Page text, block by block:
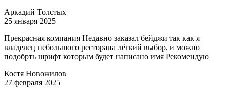
Аркадий Толстых
25 января 2025
Прекрасная компания Недавно заказал бейджи так как я
владелец небольшого ресторана лёгкий выбор, и можно
подобрть шрифт которым будет написано имя Рекомендую
Костя Новожилов
27 февраля 2025